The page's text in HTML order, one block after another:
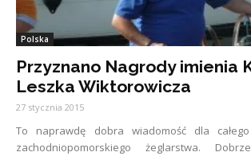
Polska
Przyznano Nagrody imienia
Leszka Wiktorowicza
27 stycznia 2015
To naprawdę dobra wiadomość dla
zachodniopomorskiego żeglarstwa.